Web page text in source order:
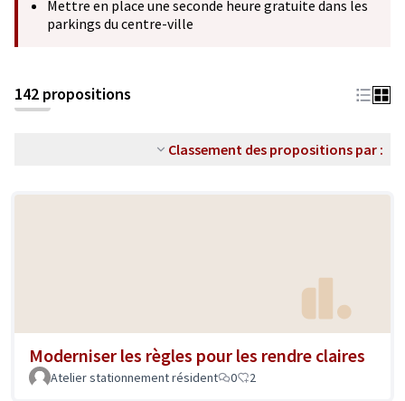
Mettre en place une seconde heure gratuite dans les
parkings du centre-ville
142 propositions
Classement des propositions par :
Moderniser les règles pour les rendre claires
Atelier stationnement résident 0 2